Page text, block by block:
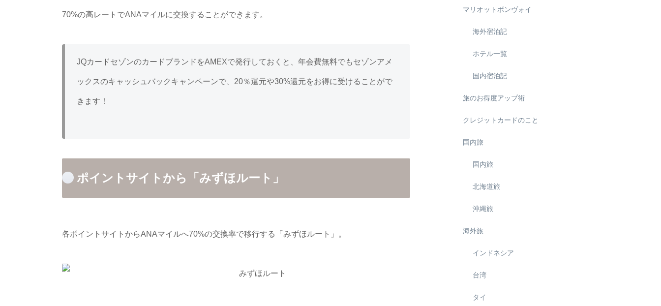
70%の高レートでANAマイルに交換することができます。
JQカードセゾンのカードブランドをAMEXで発行しておくと、年会費無料でもセゾンアメ
ックスのキャッシュバックキャンペーンで、20％還元や30%還元をお得に受けることがで
きます！
ポイントサイトから「みずほルート」
各ポイントサイトからANAマイルへ70%の交換率で移行する「みずほルート」。
マリオットボンヴォイ
海外宿泊記
ホテル一覧
国内宿泊記
旅のお得度アップ術
クレジットカードのこと
国内旅
国内旅
北海道旅
沖縄旅
海外旅
インドネシア
台湾
タイ